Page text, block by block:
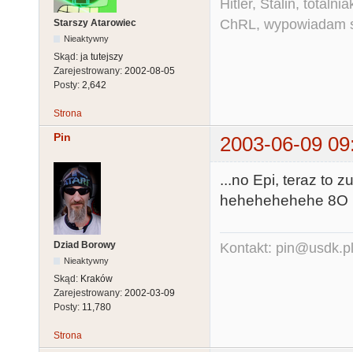
Starszy Atarowiec
Nieaktywny
Skąd: ja tutejszy
Zarejestrowany: 2002-08-05
Posty: 2,642
Hitler, Stalin,
ChRL, wypowiadam
Strona
Pin 2003-06-09
Dziad Borowy
Nieaktywny
Skąd: Kraków
Zarejestrowany: 2002-03-09
Posty: 11,780
...no Epi, teraz to
hehehehehehe
Kontakt: pin@usdk.pl
Strona